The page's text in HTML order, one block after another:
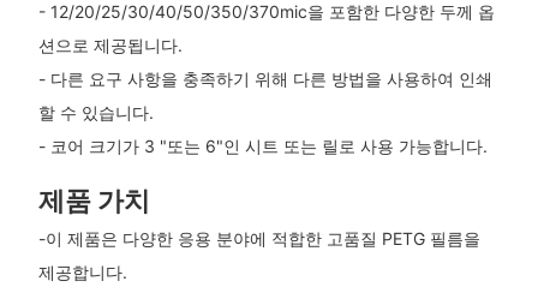
- 12/20/25/30/40/50/350/370mic을 포함한 다양한 두께 옵
션으로 제공됩니다.
- 다른 요구 사항을 충족하기 위해 다른 방법을 사용하여 인쇄
할 수 있습니다.
- 코어 크기가 3 "또는 6"인 시트 또는 릴로 사용 가능합니다.
제품 가치
-이 제품은 다양한 응용 분야에 적합한 고품질 PETG 필름을
제공합니다.